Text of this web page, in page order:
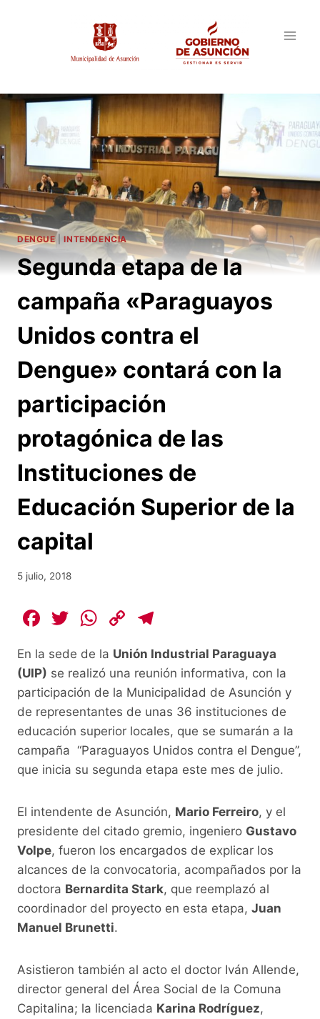
DENGUE|INTENDENCIA
Segunda etapa de la
campaña «Paraguayos
Unidos contra el
Dengue» contará con la
participación
protagónica de las
Instituciones de
Educación Superior de la
capital
5 julio, 2018
F
c
e
b
o
o
k
T
itt
er
W
at
s
A
p
p
C
p
y
Li
n
k
e
gr
a
m
En la sede de la Unión Industrial Paraguaya
(UIP) se realizó una reunión informativa, con la
participación de la Municipalidad de Asunción y
de representantes de unas 36 instituciones de
educación superior locales, que se sumarán a la
campaña “Paraguayos Unidos contra el Dengue”,
que inicia su segunda etapa este mes de julio.
El intendente de Asunción, Mario Ferreiro, y el
presidente del citado gremio, ingeniero Gustavo
Volpe, fueron los encargados de explicar los
alcances de la convocatoria, acompañados por la
doctora Bernardita Stark, que reemplazó al
coordinador del proyecto en esta etapa, Juan
Manuel Brunetti.
Asistieron también al acto el doctor Iván Allende,
director general del Área Social de la Comuna
Capitalina; la licenciada Karina Rodríguez,